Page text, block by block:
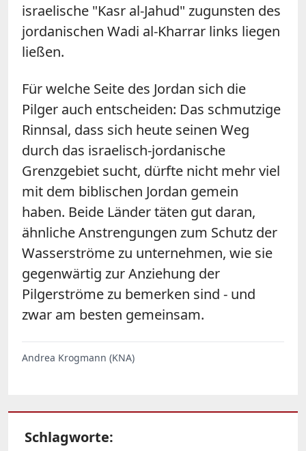
israelische "Kasr al-Jahud" zugunsten des
jordanischen Wadi al-Kharrar links liegen
ließen.
Für welche Seite des Jordan sich die
Pilger auch entscheiden: Das schmutzige
Rinnsal, dass sich heute seinen Weg
durch das israelisch-jordanische
Grenzgebiet sucht, dürfte nicht mehr viel
mit dem biblischen Jordan gemein
haben. Beide Länder täten gut daran,
ähnliche Anstrengungen zum Schutz der
Wasserströme zu unternehmen, wie sie
gegenwärtig zur Anziehung der
Pilgerströme zu bemerken sind - und
zwar am besten gemeinsam.
Andrea Krogmann (KNA)
Schlagworte: